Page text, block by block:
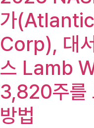
가
Corp), 대
스 Lamb
3,820주를
방법